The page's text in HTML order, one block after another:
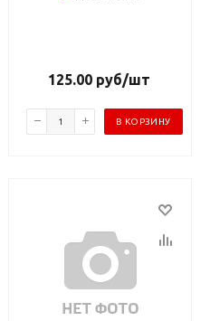
125.00руб/шт
В КОРЗИНУ